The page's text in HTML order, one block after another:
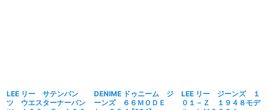
LEE リー サテンパン
ツ ウエスターナーパン
DENIME ドゥニーム ジ
ーンズ ６６ＭＯＤＥ
LEE リー ジーンズ １
０１－Ｚ １９４８モデ